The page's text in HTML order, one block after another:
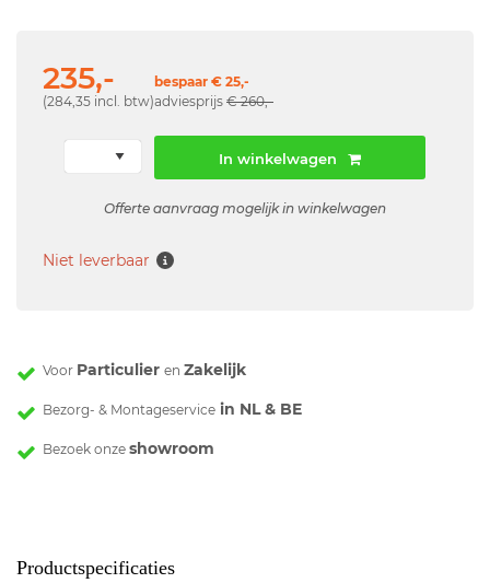
235,-
(284,35 incl. btw)
bespaar € 25,-
adviesprijs € 260,-
In winkelwagen
Offerte aanvraag mogelijk in winkelwagen
Niet leverbaar
Voor Particulier en Zakelijk
Bezorg- & Montageservice in NL & BE
Bezoek onze showroom
Productspecificaties